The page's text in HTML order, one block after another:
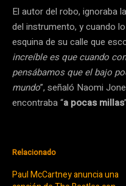
El autor del robo, ignoraba
del instrumento, y cuando
esquina de su calle que
increíble es que cuando
pensábamos que el bajo
mundo”, señaló Naomi
encontraba “a pocas millas
Relacionado
Paul McCartney anuncia una